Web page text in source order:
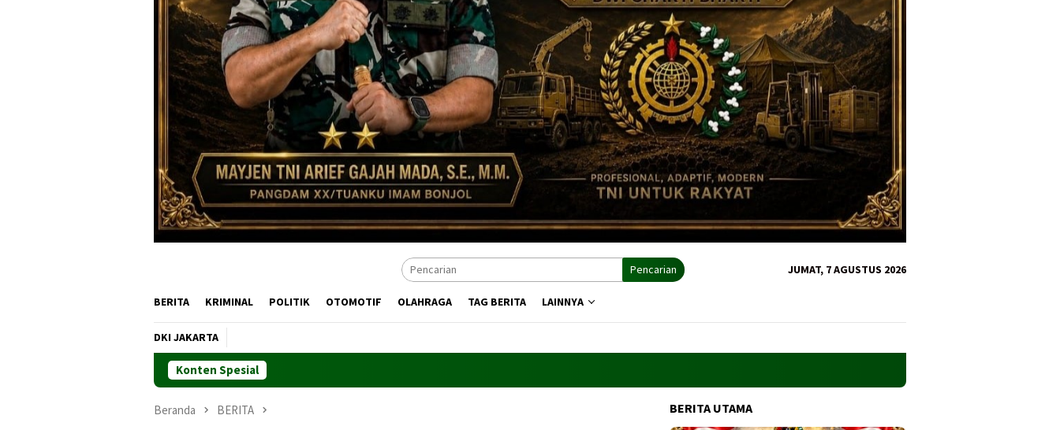
Pencarian JUMAT, 7 AGUSTUS 2026
BERITA KRIMINAL POLITIK OTOMOTIF OLAHRAGA TAG BERITA LAINNYA
DKI JAKARTA
Konten Spesial
Beranda BERITA BERITA UTAMA